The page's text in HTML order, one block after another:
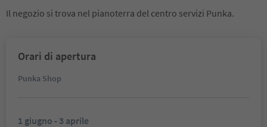
Il negozio si trova nel pianoterra del centro servizi Punka.
Orari di apertura
Punka Shop
1 giugno - 3 aprile